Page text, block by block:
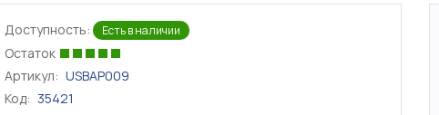
Доступность: Есть в наличии
Остаток
Артикул: USBAP009
Код: 35421